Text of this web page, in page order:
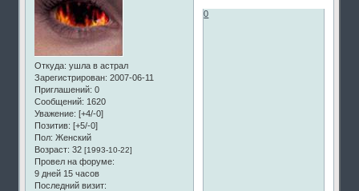
Откуда: ушла в астрал
Зарегистрирован: 2007-06-11
Приглашений: 0
Сообщений: 1620
Уважение: [+4/-0]
Позитив: [+5/-0]
Пол: Женский
Возраст: 32[1993-10-22]
Провел на форуме:
9 дней 15 часов
Последний визит:
0